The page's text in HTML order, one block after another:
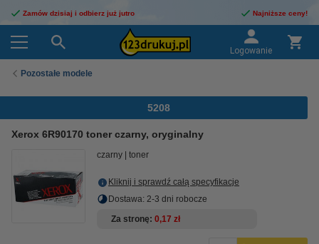
Zamów dzisiaj i odbierz już jutro Najniższe ceny!
Logowanie
Pozostałe modele
5208
Xerox 6R90170 toner czarny, oryginalny
czarny toner
Kliknij i sprawdź całą specyfikacje
Dostawa: 2-3 dni robocze
Za stronę 0,17 zł